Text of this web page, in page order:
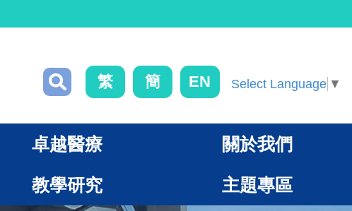
繁 簡 EN Select Language ▼
卓越醫療 關於我們
教學研究 主題專區